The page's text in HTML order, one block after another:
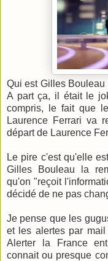
Qui est Gilles
A part ça, il était le
compris, le fait que
Laurence Ferrari va
départ de Laurence
Le pire c'est qu'elle
Gilles Bouleau la
qu'on "reçoit
décidé de ne pas
Je pense que les
et les alertes par
Alerter la France
connait ou presque